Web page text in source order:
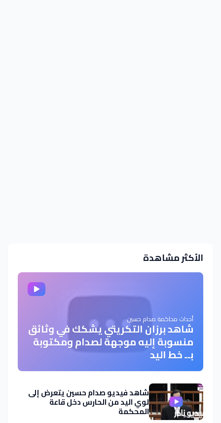
الأكثر مشاهدة
أحداث محاكمة صدام حسين
شاهد برزان التكريتي يشكك في وثائق
منسوبة إليه موجهة لصدام ومكتوبة
بــ خط اليد
شاهد فيديو صدام حسين يتعرض إلى
لوي اليد من الحارس دخل قاعة
المحكمة